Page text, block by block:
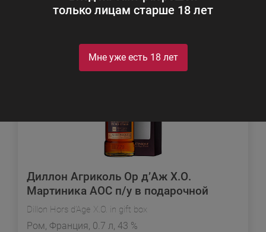
только лицам старше 18 лет
Мне уже есть 18 лет
Диллон Агриколь Ор д’Аж Х.О.
Мартиника АОС п/у в подарочной
упаковке
Dillon Hors d’Age X.O. in gift box
Ром, Франция, 0.7 л, 43 %